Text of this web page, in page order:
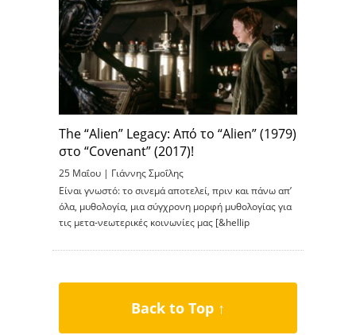
The “Alien” Legacy: Aπό το “Alien” (1979)
στο “Covenant” (2017)!
25 Μαΐου | Γιάννης Σμοΐλης
Είναι γνωστό: το σινεμά αποτελεί, πριν και πάνω απ’
όλα, μυθολογία, μια σύγχρονη μορφή μυθολογίας για
τις μετα-νεωτερικές κοινωνίες μας [&hellip
Back to Top ↑